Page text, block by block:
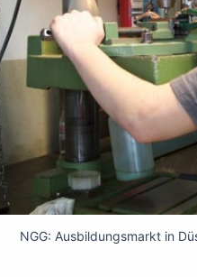
NGG: Ausbildungsmarkt in